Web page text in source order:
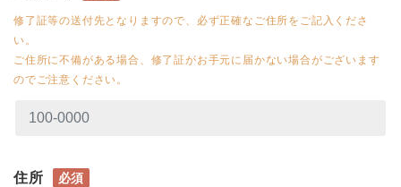
修了証等の送付先となりますので、必ず正確なご住所をご記入くださ
い。
ご住所に不備がある場合、修了証がお手元に届かない場合がございます
のでご注意ください。
住所 必須